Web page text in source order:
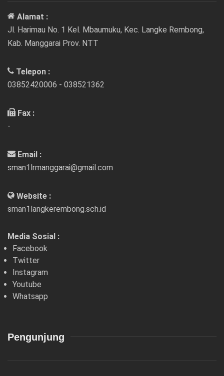
Alamat :
Jl. Harimau No. 1 Kel. Mbaumuku, Kec. Langke Rembong,
Kab. Manggarai Prov. NTT
Telepon :
03852420006 - 038521362
Fax :
-
Email :
sman1lrmanggarai@gmail.com
Website :
sman1langkerembong.sch.id
Media Sosial :
Facebook
Twitter
Instagram
Youtube
Whatsapp
Pengunjung